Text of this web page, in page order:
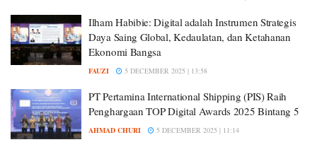
Ilham Habibie: Digital adalah Instrumen Strategis
Daya Saing Global, Kedaulatan, dan Ketahanan
Ekonomi Bangsa
FAUZI 5 DECEMBER 2025 | 13:58
PT Pertamina International Shipping (PIS) Raih
Penghargaan TOP Digital Awards 2025 Bintang 5
AHMAD CHURI 5 DECEMBER 2025 | 11:14